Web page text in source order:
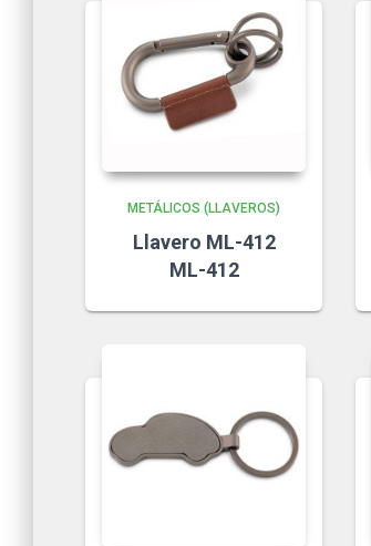
METÁLICOS (LLAVEROS)
Llavero ML-412
ML-412